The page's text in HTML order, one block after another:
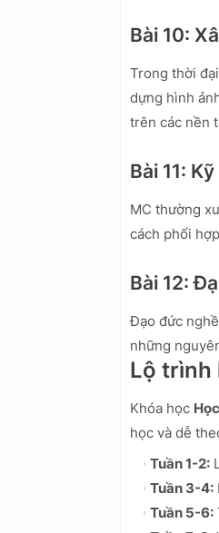
Bài 10:
Trong thời
dựng hình
trên các nền
Bài 11:
MC thường
cách phối
Bài 12:
Đạo đức
những
Lộ trình
Khóa học
học và dễ
Tuần 1-2:
Tuần 3-4:
Tuần 5-6: